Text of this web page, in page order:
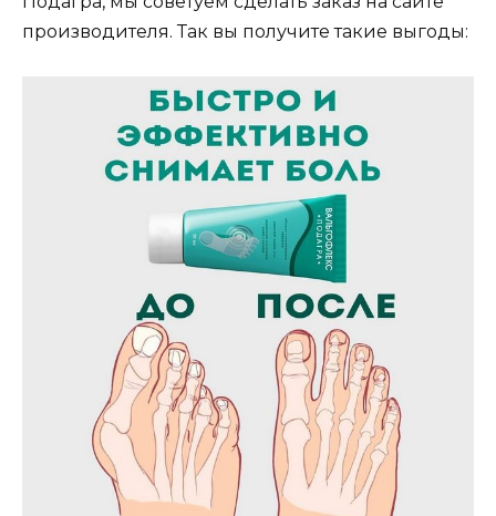
производителя. Так вы получите такие выгоды: